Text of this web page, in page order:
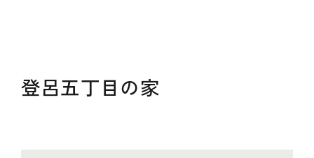
登呂五丁目の家